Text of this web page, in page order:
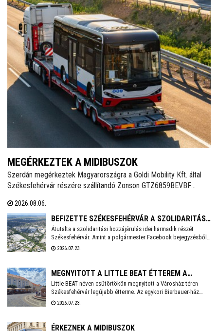
MEGÉRKEZTEK A MIDIBUSZOK
Szerdán megérkeztek Magyarországra a Goldi Mobility Kft. által
Székesfehérvár részére szállítandó Zonson GTZ6859BEVBF
hosszú járműveket nettó 126,23 millió forintos darabonkénti
vételáron szerzi be Székesfehérvár.
2026.08.06.
BEFIZETTE SZÉKESFEHÉRVÁR A SZOLIDARITÁSI
HOZZÁJÁRULÁS AKTUÁLIS RÉSZLETÉT
Átutalta a szolidaritási hozzájárulás idei harmadik részét
Székesfehérvár. Amint a polgármester Facebook bejegyzésből
kiderül, idén még 3,6 milliárd forintot kell befizetnie a városnak.
2026.07.23.
MEGNYITOTT A LITTLE BEAT ÉTTEREM A
VÁROSHÁZ TÉREN
Little BEAT néven csütörtökön megnyitott a Városház téren
Székesfehérvár legújabb étterme. Az egykori Bierbauer-ház
helyén 2010 óta a Pátria étterem működött egészen tavaly év
Kft. nyerte, mely többek között a Beat éttermet is évek óta nagy
2026.07.23.
ÉRKEZNEK A MIDIBUSZOK